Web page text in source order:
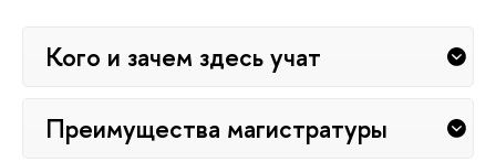
Кого и зачем здесь учат
Преимущества магистратуры